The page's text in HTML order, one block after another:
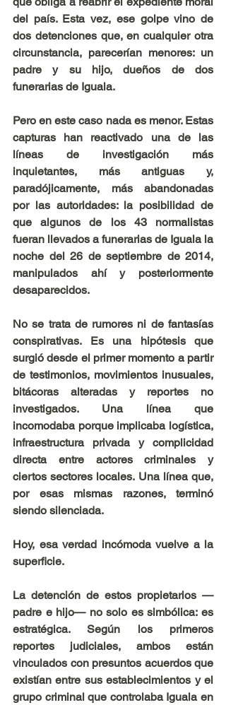
del país. Esta vez, ese golpe vino de
dos detenciones que, en cualquier otra
circunstancia, parecerían menores: un
padre y su hijo, dueños de dos
funerarias de Iguala.
Pero en este caso nada es menor. Estas
capturas han reactivado una de las
líneas de investigación más
inquietantes, más antiguas y,
paradójicamente, más abandonadas
por las autoridades: la posibilidad de
que algunos de los 43 normalistas
fueran llevados a funerarias de Iguala la
noche del 26 de septiembre de 2014,
manipulados ahí y posteriormente
desaparecidos.
No se trata de rumores ni de fantasías
conspirativas. Es una hipótesis que
surgió desde el primer momento a partir
de testimonios, movimientos inusuales,
bitácoras alteradas y reportes no
investigados. Una línea que
incomodaba porque implicaba logística,
infraestructura privada y complicidad
directa entre actores criminales y
ciertos sectores locales. Una línea que,
por esas mismas razones, terminó
siendo silenciada.
Hoy, esa verdad incómoda vuelve a la
superficie.
La detención de estos propietarios —
padre e hijo— no solo es simbólica: es
estratégica. Según los primeros
reportes judiciales, ambos están
vinculados con presuntos acuerdos que
existían entre sus establecimientos y el
grupo criminal que controlaba Iguala en